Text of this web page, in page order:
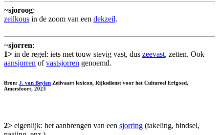
~sjoroog:
zeilkous in de zoom van een dekzeil.
~sjorren:
1> in de regel: iets met touw stevig vast, dus zeevast, zetten. Ook
aansjorren ofvastsjorren genoemd.
Bron: J. van Beylen Zeilvaart lexicon, Rijksdienst voor het Cultureel Erfgoed,
Amersfoort, 2023
2> eigenlijk: het aanbrengen van een sjorring (takeling, bindsel,